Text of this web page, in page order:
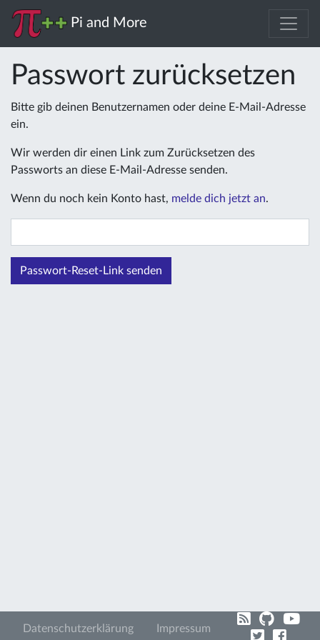
Pi and More
Passwort zurücksetzen
Bitte gib deinen Benutzernamen oder deine E-Mail-Adresse
ein.
Wir werden dir einen Link zum Zurücksetzen des
Passworts an diese E-Mail-Adresse senden.
Wenn du noch kein Konto hast, melde dich jetzt an.
Datenschutzerklärung Impressum